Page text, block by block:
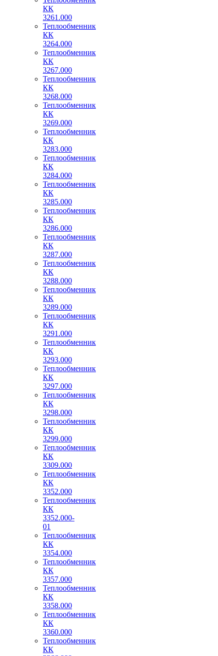
КК
3261.000
Теплообменник
КК
3264.000
Теплообменник
КК
3267.000
Теплообменник
КК
3268.000
Теплообменник
КК
3269.000
Теплообменник
КК
3283.000
Теплообменник
КК
3284.000
Теплообменник
КК
3285.000
Теплообменник
КК
3286.000
Теплообменник
КК
3287.000
Теплообменник
КК
3288.000
Теплообменник
КК
3289.000
Теплообменник
КК
3291.000
Теплообменник
КК
3293.000
Теплообменник
КК
3297.000
Теплообменник
КК
3298.000
Теплообменник
КК
3299.000
Теплообменник
КК
3309.000
Теплообменник
КК
3352.000
Теплообменник
КК
3352.000-
01
Теплообменник
КК
3354.000
Теплообменник
КК
3357.000
Теплообменник
КК
3358.000
Теплообменник
КК
3360.000
Теплообменник
КК